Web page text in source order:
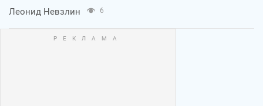
Леонид Невзлин 6